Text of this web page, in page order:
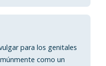
para los genitales
como un